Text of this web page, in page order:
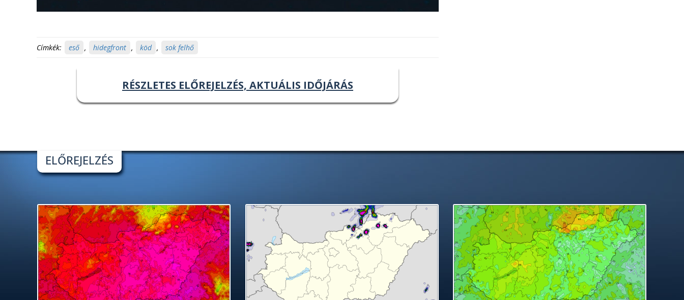
Címkék: eső , hidegfront , köd , sok felhő
RÉSZLETES ELŐREJELZÉS, AKTUÁLIS IDŐJÁRÁS
ELŐREJELZÉS